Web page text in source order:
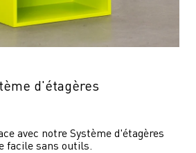
d'étagères
avec notre Système d'étagères
facile sans outils.